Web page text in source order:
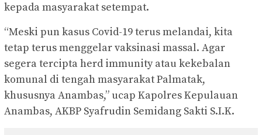
kepada masyarakat setempat.
“Meski pun kasus Covid-19 terus melandai, kita
tetap terus menggelar vaksinasi massal. Agar
segera tercipta herd immunity atau kekebalan
komunal di tengah masyarakat Palmatak,
khususnya Anambas,” ucap Kapolres Kepulauan
Anambas, AKBP Syafrudin Semidang Sakti S.I.K.